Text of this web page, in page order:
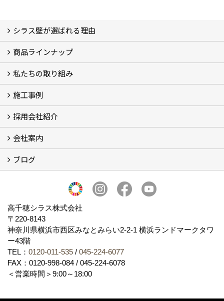
シラス壁が選ばれる理由
シラスストーリー
こだわり
シラス壁の驚くべき性能
商品ラインナップ
一覧
内装仕上げ材
外装仕上げ材
舗装材
水性無機高分子系ハイブリッド型塗料
エコリフォーム
消臭壁紙
Q&A
資料PDF
私たちの取り組み
SDGs、GHGへの取り組み (2)
マグマシラス米
特別対談 (2)
高千穂シラス解説ムービー
研究プロジェクト (4)
プロジェクト (3)
施工事例
施工事例
お客様からのお便り
採用会社紹介
採用会社紹介
「鏝人の会」左官店のご紹介
会社案内
会社概要・沿革
代表の実績
製造紹介
ショールーム
アクセス
採用情報
バナーダウンロード
プライバシーポリシー
Takachiho Shirasu Global Site
LINE公式アカウント
ブログ
高千穂シラス株式会社
〒220-8143
神奈川県横浜市西区みなとみらい2‐2‐1 横浜ランドマークタワ
ー43階
TEL： 0120-011-535 / 045-224-6077
FAX：0120-998-084 / 045-224-6078
＜営業時間＞9:00～18:00